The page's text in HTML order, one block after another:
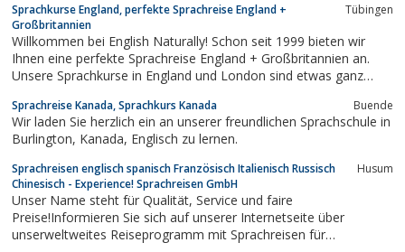
Sprachkurse England, perfekte Sprachreise England +
Großbritannien
Tübingen
Willkommen bei English Naturally! Schon seit 1999 bieten wir
Ihnen eine perfekte Sprachreise England + Großbritannien an.
Unsere Sprachkurse in England und London sind etwas ganz
Sprachurlaub schnell lernen und verbessern - genau dafür sind
unsere Englisch - Sprachkurse in...
Sprachreise Kanada, Sprachkurs Kanada Buende
Wir laden Sie herzlich ein an unserer freundlichen Sprachschule in
Burlington, Kanada, Englisch zu lernen.
Sprachreisen englisch spanisch Französisch Italienisch Russisch
Chinesisch - Experience! Sprachreisen GmbH
Husum
Unser Name steht für Qualität, Service und faire
Preise!Informieren Sie sich auf unserer Internetseite über
unserweltweites Reiseprogramm mit Sprachreisen für